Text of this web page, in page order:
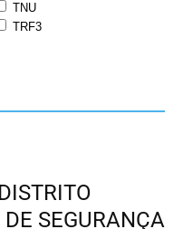
TNU
TRF3
SEGURANÇA